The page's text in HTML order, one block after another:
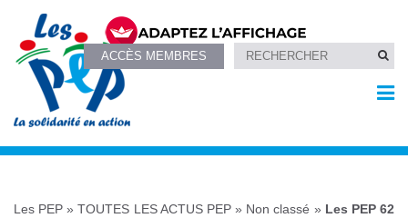
ACCÈS MEMBRES
Les PEP »TOUTES LES ACTUS PEP» Non classé » Les PEP 62